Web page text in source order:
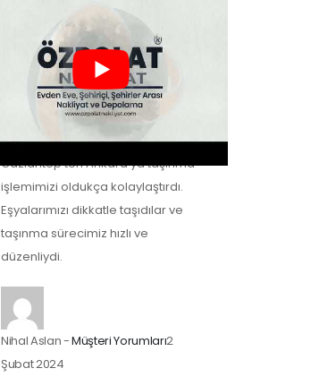
taşıdılar ve yeni evimize güvenle…
Zeynep Koç-Müşteri Yorumları
Özpolat Nakliyat ile çalışmak,
Gaziantep'ten Ankara'ya taşınma
işlemimizi oldukça kolaylaştırdı.
Eşyalarımızı dikkatle taşıdılar ve
taşınma sürecimiz hızlı ve
düzenliydi.
Nihal Aslan-Müşteri Yorumları2
Şubat 2024